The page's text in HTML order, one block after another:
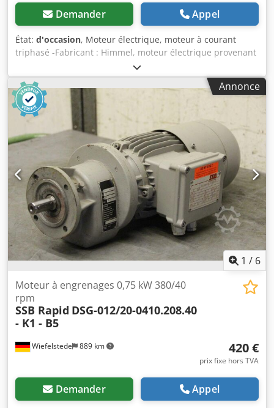
Demander Appel
État: d'occasion, Moteur électrique, moteur à courant
triphasé -Fabricant : Himmel, moteur électrique provenant
d’une machine combinée de sciage, perçage et fraisage,
modèle Rapid DGL / BFA -Type : 2 HR 80 -Puissance : 1,3 kW
-Vitesse de rotation : 2 820 tr/min -Arbre : Ø 19 x 40 mm -
Type de construction : B14 Dcjdpfx Aogzwxzebxjk -Indice
de protection : IP 54 -Dimensions : 270 / 200 / H 250 mm -
Poids : 11 kg
Annonce
1 / 6
Wiefelstede 889 km
Moteur à engrenages 0,75 kW 380/40
rpm
SSB Rapid DSG-012/20-0410.208.40
- K1 - B5
420 €
prix fixe hors TVA
Demander Appel